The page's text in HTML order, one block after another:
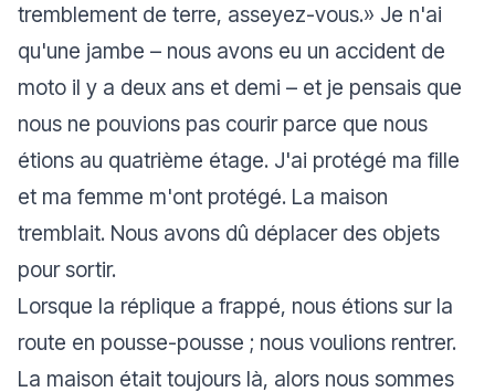
tremblement de terre, asseyez-vous.» Je n'ai
qu'une jambe – nous avons eu un accident de
moto il y a deux ans et demi – et je pensais que
nous ne pouvions pas courir parce que nous
étions au quatrième étage. J'ai protégé ma fille
et ma femme m'ont protégé. La maison
tremblait. Nous avons dû déplacer des objets
pour sortir.
Lorsque la réplique a frappé, nous étions sur la
route en pousse-pousse ; nous voulions rentrer.
La maison était toujours là, alors nous sommes